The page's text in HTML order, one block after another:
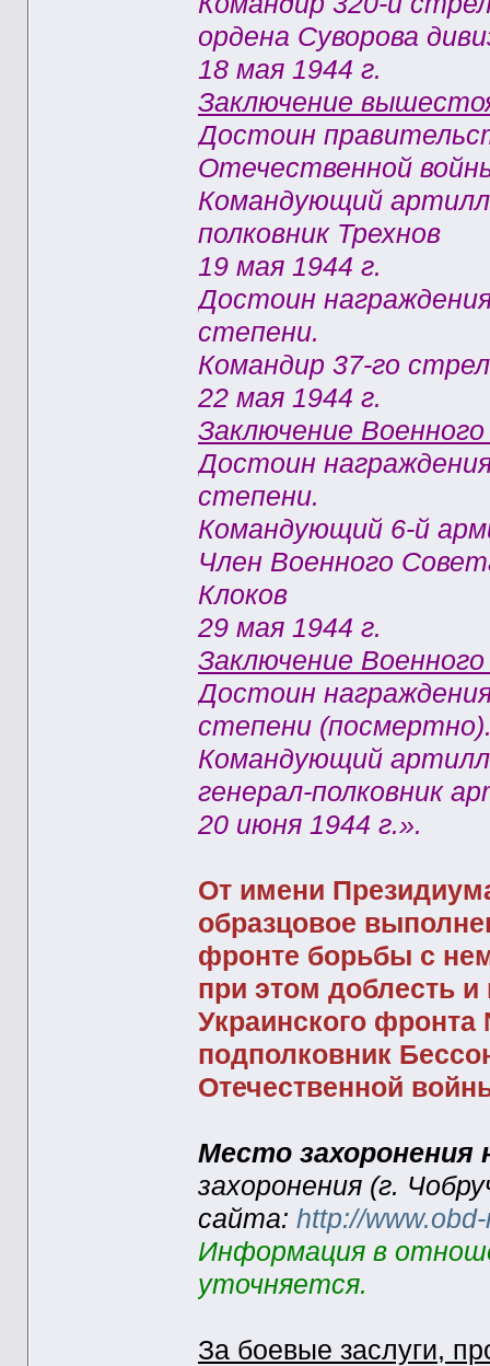
ордена Суворова
18 мая 1944 г.
Заключение
Достоин
Отечественной
Командующий
полковник Трехнов
19 мая 1944 г.
Достоин
степени.
Командир 37-го
22 мая 1944 г.
Заключение
Достоин
степени.
Командующий 6-й
Член Военного
Клоков
29 мая 1944 г.
Заключение
Достоин
степени
Командующий
генерал-полковник
20 июня 1944 г.».
От имени
образцовое
фронте борьбы с
при этом доблесть
Украинского фронта
подполковник
Отечественной
Место захоронения
захоронения (г.
сайта: http://
Информация в
уточняется.
За боевые заслуги,